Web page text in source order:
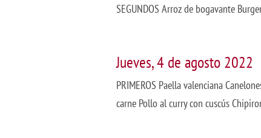
SEGUNDOS Arroz de bogavante
Jueves, 4 de agosto 2022
PRIMEROS Paella valenciana
carne Pollo al curry con cuscús